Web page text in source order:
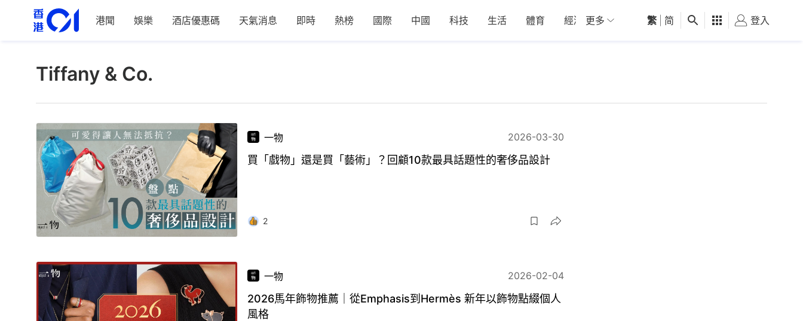
港聞 娛樂 酒店優惠碼 天氣消息 即時 熱榜 國際 中國 科技 生活 體育 經濟 01深圳 觀點 健康 好食玩飛
更多 繁 简 登入
Tiffany & Co.
一物 2026-03-30
買「戲物」還是買「藝術」？回顧10款最具話題性的奢侈品設計
2
一物 2026-02-04
2026馬年飾物推薦｜從Emphasis到Hermès 新年以飾物點綴個人
風格